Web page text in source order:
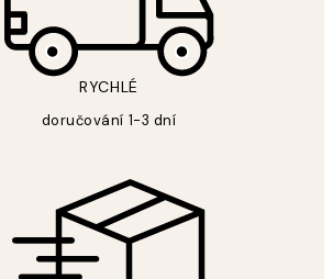
RYCHLÉ
doručování 1-3 dní